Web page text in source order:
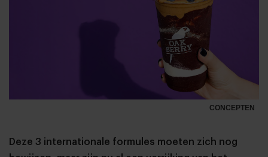
CONCEPTEN
Deze 3 internationale formules moeten zich nog